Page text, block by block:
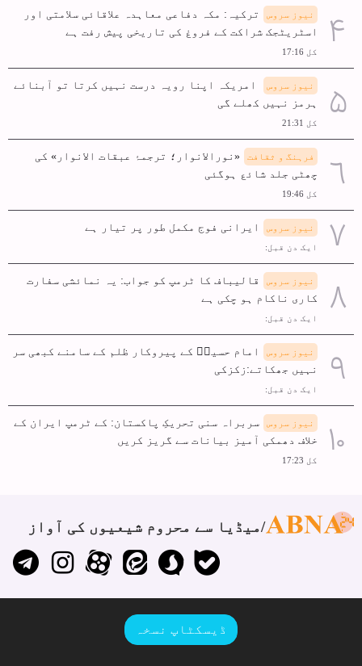
نیوز سروس
ترکیہ: مکہ دفاعی معاہدہ علاقائی سلامتی اور
اسٹریٹجک شراکت کے فروغ کی تاریخی پیش رفت ہے
کل 17:16
نیوز سروس
امریکہ اپنا رویہ درست نہیں کرتا تو آبنائے
ہرمز نہیں کھلے گی
کل 21:31
فرہنگ و ثقافت
«نورالانوار؛ ترجمۂ عبقات الانوار» کی
چھٹی جلد شائع ہوگئی
کل 19:46
نیوز سروس ایرانی فوج مکمل طور پر تیار ہے
ایک دن قبل:
نیوز سروس
قالیباف کا ٹرمپ کو جواب: یہ نمائشی سفارت
کاری ناکام ہو چکی ہے
ایک دن قبل:
نیوز سروس
امام حسینؑ کے پیروکار ظلم کے سامنے کبھی سر
نہیں جھکاتے:زکزکی
ایک دن قبل:
نیوز سروس
سربراہ سنی تحریکِ پاکستان: کے ٹرمپ ایران کے
خلاف دھمکی آمیز بیانات سے گریز کریں
کل 17:23
میڈیا سے محروم شیعیوں کی آواز
ڈیسکٹاپ نسخہ